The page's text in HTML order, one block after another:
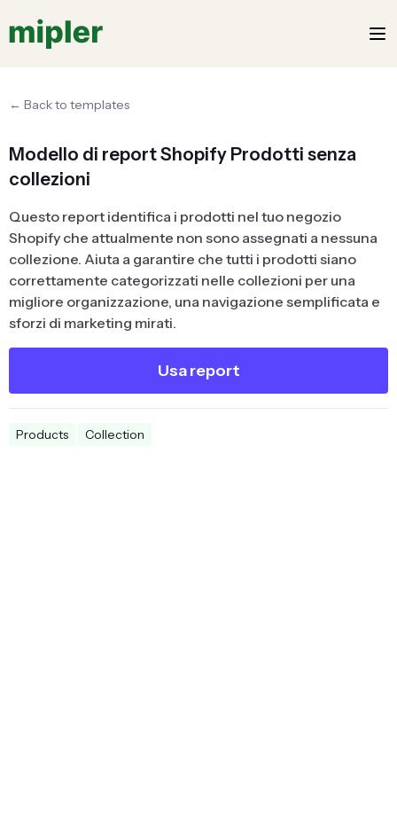
← Back to templates
Modello di report Shopify Prodotti senza
collezioni
Questo report identifica i prodotti nel tuo negozio
Shopify che attualmente non sono assegnati a nessuna
collezione. Aiuta a garantire che tutti i prodotti siano
correttamente categorizzati nelle collezioni per una
migliore organizzazione, una navigazione semplificata e
sforzi di marketing mirati.
Usa report
Products Collection